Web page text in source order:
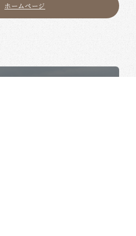
ホームページ